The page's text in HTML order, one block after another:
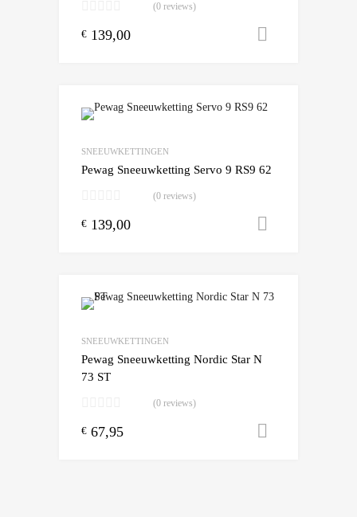
(0 reviews)
€ 139,00
SNEEUWKETTINGEN
Pewag Sneeuwketting Servo 9 RS9 62
(0 reviews)
€ 139,00
SNEEUWKETTINGEN
Pewag Sneeuwketting Nordic Star N
73 ST
(0 reviews)
€ 67,95